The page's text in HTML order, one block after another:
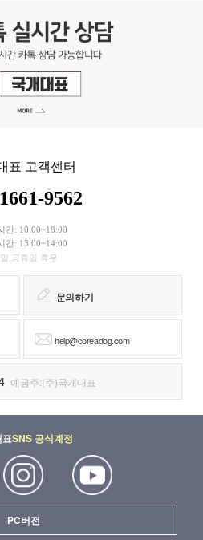
표 고객센터
1661-9562
간: 10:00~18:00
간: 13:00~14:00
,공휴일 휴무
문의하기
help@coreadog.com
예금주:(주)국개대표
표SNS 공식계정
PC버전